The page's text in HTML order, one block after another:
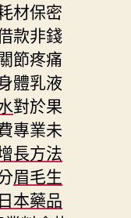
材保密
款非錢
節疼痛
體乳液
對於果
專業未
長方法
眉毛生
日本藥品